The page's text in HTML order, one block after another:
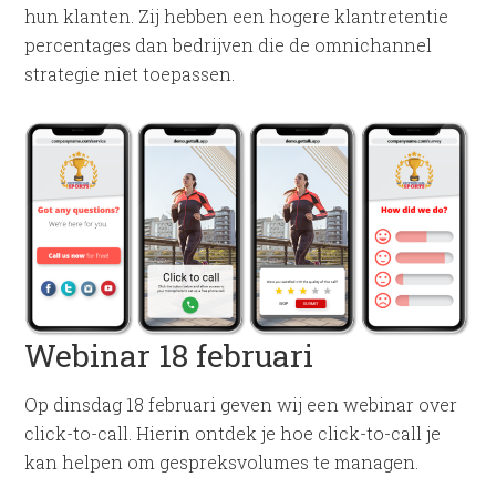
hun klanten. Zij hebben een hogere klantretentie
percentages dan bedrijven die de omnichannel
strategie niet toepassen.
Webinar 18 februari
Op dinsdag 18 februari geven wij een webinar over
click-to-call. Hierin ontdek je hoe click-to-call je
kan helpen om gespreksvolumes te managen.